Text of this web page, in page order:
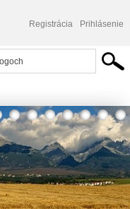
Registrácia Prihlásenie